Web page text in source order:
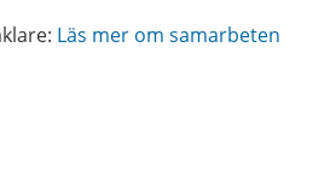
Läs mer om samarbeten